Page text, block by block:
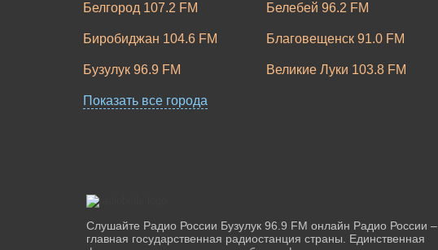
Белгород 107.2 FM Белебей 96.2 FM
Биробиджан 104.6 FM Благовещенск 91.0 FM
Бузулук 96.9 FM Великие Луки 103.8 FM
Владимир 106.30 FM
Иркутск 105.0 FM
Каменск-Уральский 94.4 FM Канск 102.7 FM
Показать все города
Слушайте Радио России Бузулук 96.9 FM онлайн Радио России –
главная государственная радиостанция страны. Единственная